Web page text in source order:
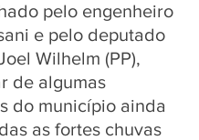
pelo engenheiro
e pelo deputado
Wilhelm (PP),
de algumas
do município ainda
as fortes chuvas